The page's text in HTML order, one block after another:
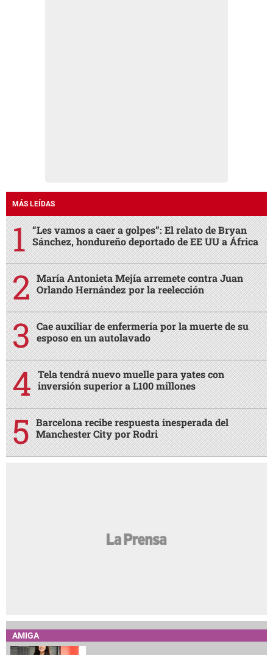
MÁS LEÍDAS
“Les vamos a caer a golpes”: El relato de Bryan
Sánchez, hondureño deportado de EE UU a África
María Antonieta Mejía arremete contra Juan
Orlando Hernández por la reelección
Cae auxiliar de enfermería por la muerte de su
esposo en un autolavado
Tela tendrá nuevo muelle para yates con
inversión superior a L100 millones
Barcelona recibe respuesta inesperada del
Manchester City por Rodri
AMIGA